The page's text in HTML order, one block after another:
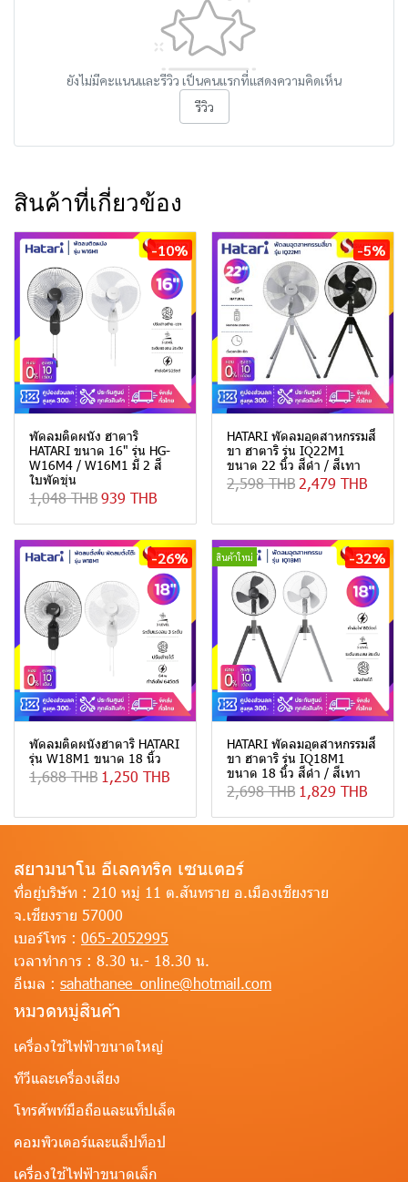
ยังไม่มีคะแนนและรีวิว เป็นคนแรกที่แสดงความคิดเห็น
รีวิว
สินค้าที่เกี่ยวข้อง
-10%
พัดลมติดผนัง ฮาตาริ
HATARI ขนาด 16" รุ่น HG-
W16M4 / W16M1 มี 2 สี
ใบพัดขุ่น
1,048 THB939 THB
-5%
HATARI พัดลมอุตสาหกรรมสี่
ขา ฮาตาริ รุ่น IQ22M1
ขนาด 22 นิ้ว สีดำ / สีเทา
2,598 THB 2,479 THB
-26%
พัดลมติดผนังฮาตาริ HATARI
รุ่น W18M1 ขนาด 18 นิ้ว
1,688 THB 1,250 THB
สินค้าใหม่ -32%
HATARI พัดลมอุตสาหกรรมสี่
ขา ฮาตาริ รุ่น IQ18M1
ขนาด 18 นิ้ว สีดำ / สีเทา
2,698 THB 1,829 THB
สยามนาโน อีเลคทริค เซนเตอร์
ที่อยู่บริษัท : 210 หมู่ 11 ต.สันทราย อ.เมืองเชียงราย
จ.เชียงราย 57000
เบอร์โทร : 065-2052995
เวลาทำการ : 8.30 น.- 18.30 น.
อีเมล : sahathanee_online@hotmail.com
หมวดหมู่สินค้า
เครื่องใช้ไฟฟ้าขนาดใหญ่
ทีวีและเครื่องเสียง
โทรศัพท์มือถือและแท็ปเล็ต
คอมพิวเตอร์และแล็ปท็อป
เครื่องใช้ไฟฟ้าขนาดเล็ก